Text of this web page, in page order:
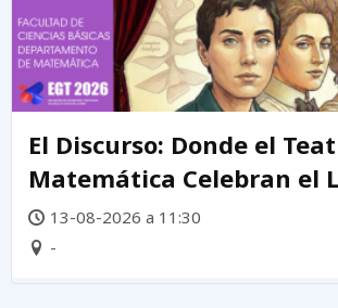
El Discurso: Donde el
Matemática Celebran el
mujeres matemáticas
13-08-2026 a 11:30
-